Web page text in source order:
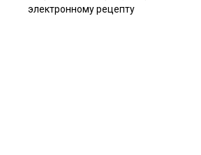
электронному рецепту